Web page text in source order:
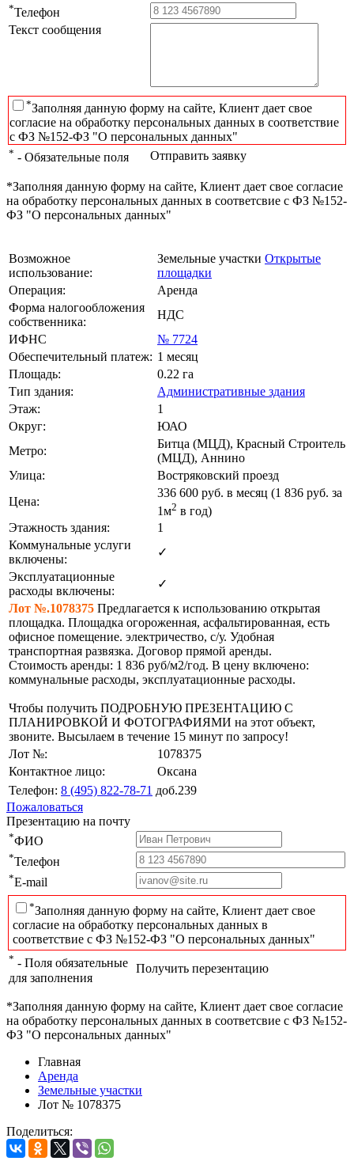
*Телефон
Текст сообщения
*Заполняя данную форму на сайте, Клиент дает свое
согласие на обработку персональных данных в соответствие
с ФЗ №152-ФЗ "О персональных данных"
* - Обязательные поля Отправить заявку
*Заполняя данную форму на сайте, Клиент дает свое согласие
на обработку персональных данных в соответсвие с ФЗ №152-
ФЗ "О персональных данных"
Возможное
использование:
Земельные участки Открытые
площадки
Операция:
Аренда
Форма налогообложения
собственника:
НДС
ИФНС
№ 7724
Обеспечительный платеж: 1 месяц
Площадь:
0.22 га
Тип здания:
Административные здания
Этаж:
1
Округ:
ЮАО
Метро:
Битца (МЦД), Красный Строитель
(МЦД), Аннино
Улица:
Востряковский проезд
Цена:
336 600 руб. в месяц (1 836 руб. за
1м2 в год)
Этажность здания:
1
Коммунальные услуги
включены:
✓
Эксплуатационные
расходы включены:
✓
Лот №.1078375 Предлагается к использованию открытая
площадка. Площадка огороженная, асфальтированная, есть
офисное помещение. электричество, с/у. Удобная
транспортная развязка. Договор прямой аренды.
Стоимость аренды: 1 836 руб/м2/год. В цену включено:
коммунальные расходы, эксплуатационные расходы.
Чтобы получить ПОДРОБНУЮ ПРЕЗЕНТАЦИЮ С
ПЛАНИРОВКОЙ И ФОТОГРАФИЯМИ на этот объект,
звоните. Высылаем в течение 15 минут по запросу!
Лот №:
1078375
Контактное лицо:
Оксана
Телефон: 8 (495) 822-78-71 доб.239
Пожаловаться
Презентацию на почту
*ФИО
*Телефон
*E-mail
*Заполняя данную форму на сайте, Клиент дает свое
согласие на обработку персональных данных в
соответствие с ФЗ №152-ФЗ "О персональных данных"
* - Поля обязательные
для заполнения
Получить перезентацию
*Заполняя данную форму на сайте, Клиент дает свое согласие
на обработку персональных данных в соответсвие с ФЗ №152-
ФЗ "О персональных данных"
Главная
Аренда
Земельные участки
Лот № 1078375
Поделиться: